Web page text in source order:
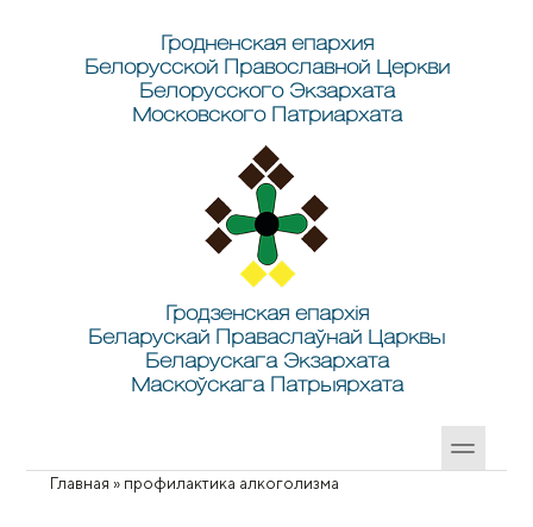
Гродненская епархия
Белорусской Православной Церкви
Белорусского Экзархата
Московского Патриархата
Гродзенская епархія
Беларускай Праваслаўнай Царквы
Беларускага Экзархата
Маскоўскага Патрыярхата
Вы здесь
Главная » профилактика алкоголизма